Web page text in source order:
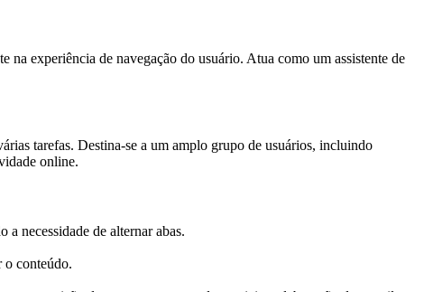
experiência de navegação do usuário. Atua como um assistente de
tarefas. Destina-se a um amplo grupo de usuários, incluindo
online.
necessidade de alternar abas.
o conteúdo.